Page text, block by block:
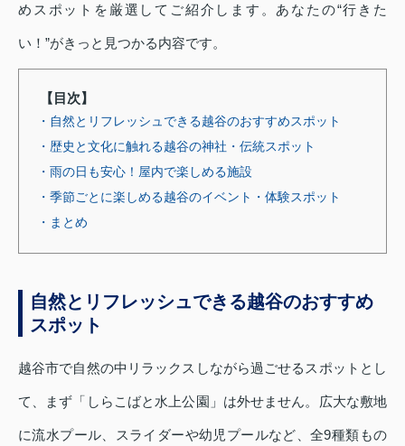
めスポットを厳選してご紹介します。あなたの“行きた
い！”がきっと見つかる内容です。
【目次】
・自然とリフレッシュできる越谷のおすすめスポット
・歴史と文化に触れる越谷の神社・伝統スポット
・雨の日も安心！屋内で楽しめる施設
・季節ごとに楽しめる越谷のイベント・体験スポット
・まとめ
自然とリフレッシュできる越谷のおすすめ
スポット
越谷市で自然の中リラックスしながら過ごせるスポットとし
て、まず「しらこばと水上公園」は外せません。広大な敷地
に流水プール、スライダーや幼児プールなど、全9種類もの